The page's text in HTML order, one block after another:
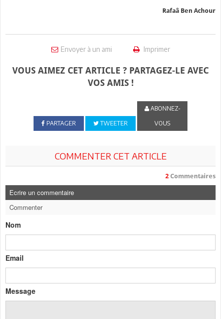
Rafaâ Ben Achour
Envoyer à un ami Imprimer
VOUS AIMEZ CET ARTICLE ? PARTAGEZ-LE AVEC
VOS AMIS !
PARTAGER TWEETER
ABONNEZ-
VOUS
COMMENTER CET ARTICLE
2 Commentaires
Ecrire un commentaire
Commenter
Nom
Email
Message